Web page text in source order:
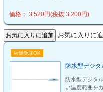
価格： 3,520円(税抜 3,200円)
お気に入りに
店舗受取OK
防水型デジ
防水型デジタ
い温度範囲を